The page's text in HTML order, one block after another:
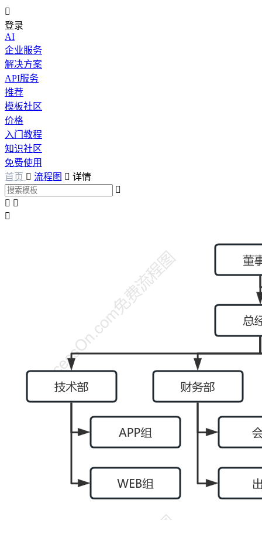

登录
AI
企业服务
解决方案
API服务
推荐
模板社区
价格
入门教程
知识社区
免费使用
首页  流程图  详情

 
